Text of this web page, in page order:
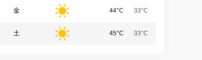
金 44°C 33°C
土 45°C 33°C